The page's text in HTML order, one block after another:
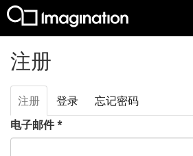
注册
主标签
注册 （活
动标
签）
登录
忘记密码
电子邮件*